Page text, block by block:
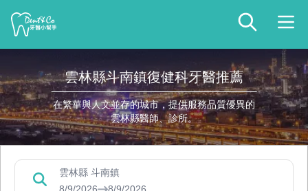
雲林縣斗南鎮復健科牙醫推薦
在繁華與人文並存的城市，提供服務品質優異的
雲林縣醫師、診所。
雲林縣 斗南鎮